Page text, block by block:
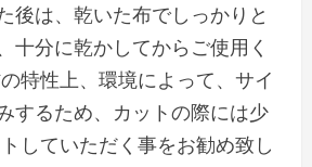
後は、乾いた布でしっかりと
十分に乾かしてからご使用く
特性上、環境によって、サイ
するため、カットの際には少
していただく事をお勧め致し